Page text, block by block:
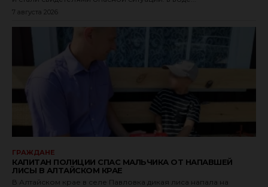
7 августа 2026
ГРАЖДАНЕ
КАПИТАН ПОЛИЦИИ СПАС МАЛЬЧИКА ОТ НАПАВШЕЙ
ЛИСЫ В АЛТАЙСКОМ КРАЕ
В Алтайском крае в селе Павловка дикая лиса напала на